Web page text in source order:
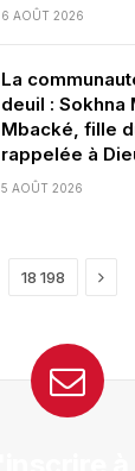
6 AOÛT 2026
La
deuil : Sokhna
Mbacké, fille
rappelée à
5 AOÛT 2026
18 198 Next